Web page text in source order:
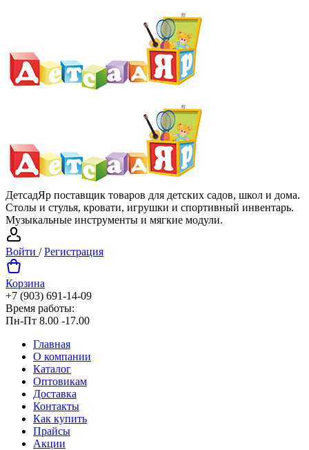
ДетсадЯр поставщик товаров для детских садов, школ и дома.
Столы и стулья, кровати, игрушки и спортивный инвентарь.
Музыкальные инструменты и мягкие модули.
Войти /Регистрация
Корзина
+7 (903) 691-14-09
Время работы:
Пн-Пт 8.00 -17.00
Главная
О компании
Каталог
Оптовикам
Доставка
Контакты
Как купить
Прайсы
Акции